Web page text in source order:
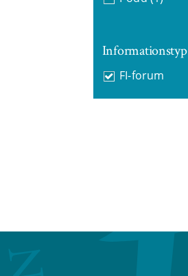
Informationstyp
FI-forum